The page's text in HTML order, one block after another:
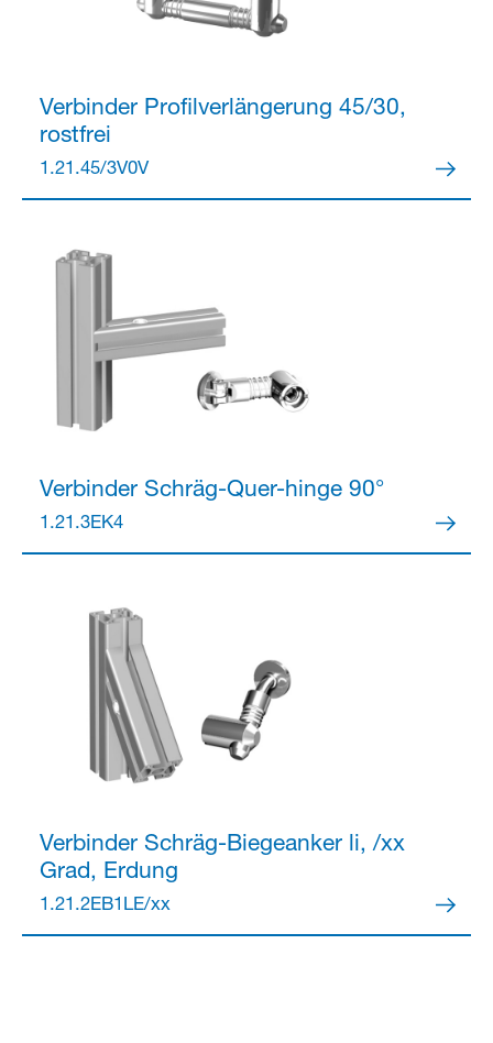
VerbinderProfilverlängerung 45/30,
rostfrei
1.21.45/3V0V
VerbinderSchräg-Quer-hinge 90°
1.21.3EK4
VerbinderSchräg-Biegeanker li, /xx
Grad, Erdung
1.21.2EB1LE/xx
Partner Login
Anmelden